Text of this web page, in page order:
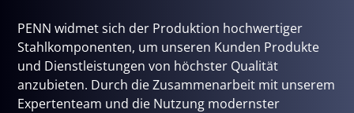
PENN widmet sich der Produktion hochwertiger
Stahlkomponenten, um unseren Kunden Produkte
und Dienstleistungen von höchster Qualität
anzubieten. Durch die Zusammenarbeit mit unserem
Expertenteam und die Nutzung modernster